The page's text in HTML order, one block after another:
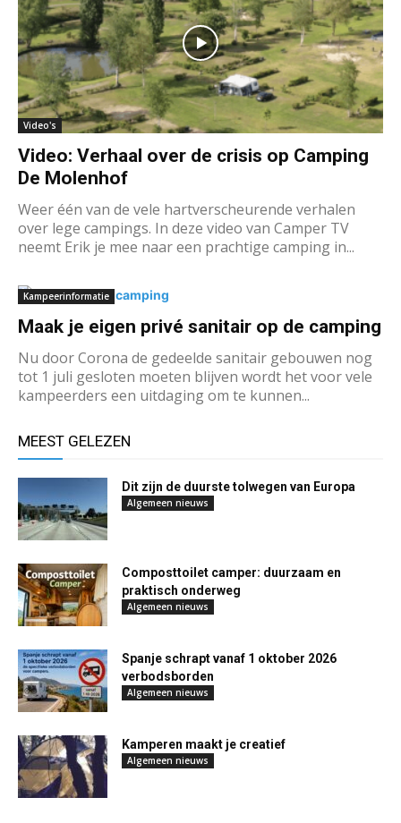
Video's
Video: Verhaal over de crisis op Camping
De Molenhof
Weer één van de vele hartverscheurende verhalen
over lege campings. In deze video van Camper TV
neemt Erik je mee naar een prachtige camping in...
Kampeerinformatie
Maak je eigen privé sanitair op de camping
Nu door Corona de gedeelde sanitair gebouwen nog
tot 1 juli gesloten moeten blijven wordt het voor vele
kampeerders een uitdaging om te kunnen...
MEEST GELEZEN
Dit zijn de duurste tolwegen van Europa
Algemeen nieuws
Composttoilet camper: duurzaam en
praktisch onderweg
Algemeen nieuws
Spanje schrapt vanaf 1 oktober 2026
verbodsborden
Algemeen nieuws
Kamperen maakt je creatief
Algemeen nieuws